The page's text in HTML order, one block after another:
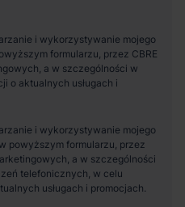
i wykorzystywanie mojego
formularzu, przez CBRE
a w szczególności w
o aktualnych usługach i
i wykorzystywanie mojego
powyższym formularzu, przez
a w szczególności
telefonicznych, w celu
usługach i promocjach.